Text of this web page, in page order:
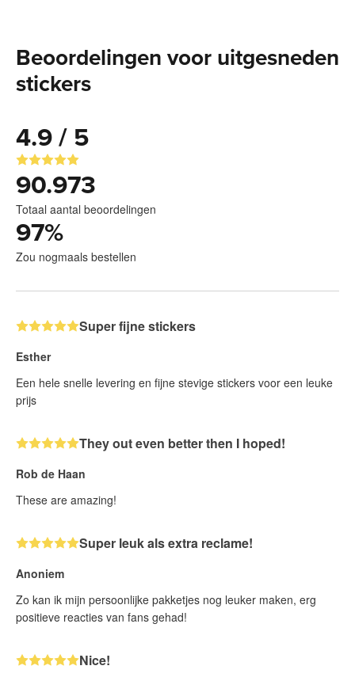
Beoordelingen voor uitgesneden
stickers
4.9 / 5
90.973
Totaal aantal beoordelingen
97%
Zou nogmaals bestellen
Super fijne stickers
Esther
Een hele snelle levering en fijne stevige stickers voor een leuke
prijs
They out even better then I hoped!
Rob de Haan
These are amazing!
Super leuk als extra reclame!
Anoniem
Zo kan ik mijn persoonlijke pakketjes nog leuker maken, erg
positieve reacties van fans gehad!
Nice!